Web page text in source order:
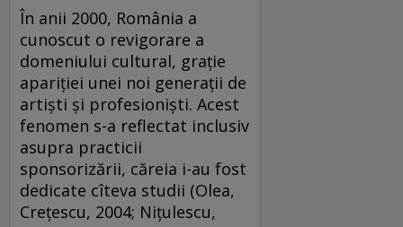
În anii 2000, România a
cunoscut o revigorare a
domeniului cultural, graţie
apariţiei unei noi generaţii de
artişti şi profesionişti. Acest
fenomen s-a reflectat inclusiv
asupra practicii
sponsorizării, căreia i-au fost
dedicate cîteva studii (Olea,
Creţescu, 2004; Niţulescu,